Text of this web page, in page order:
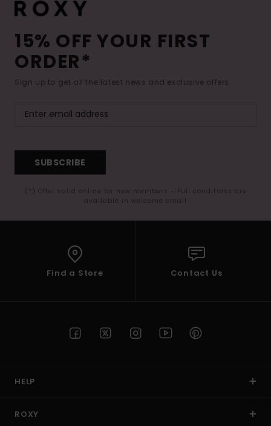
15% OFF YOUR FIRST
ORDER*
Sign up to get all the latest news and exclusive offers.
SUBSCRIBE
(*) Offer valid online for new members - Full conditions are
available in welcome email
Find a Store Contact Us
HELP
ROXY